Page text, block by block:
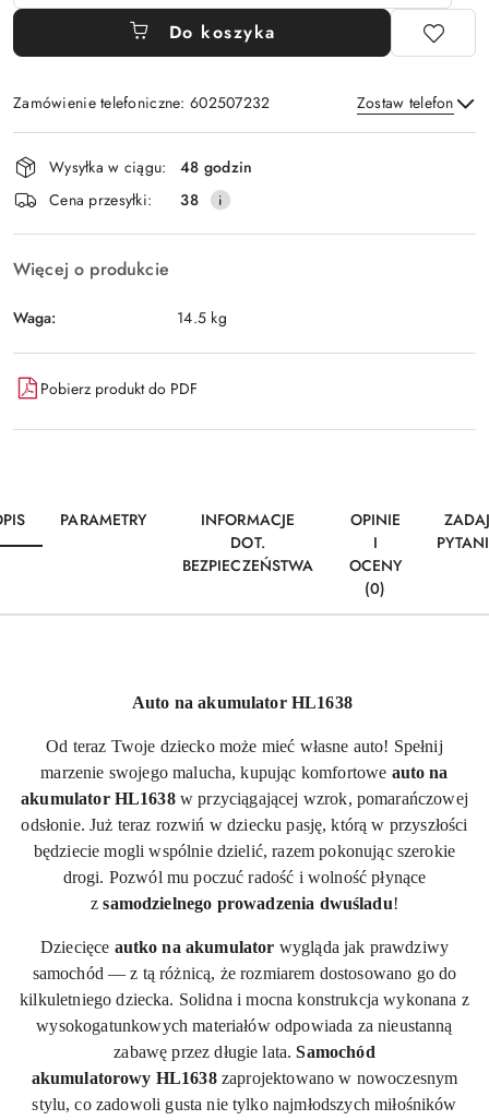
Do koszyka
Zamówienie telefoniczne: 602507232 Zostaw telefon
Wyślij
Dostępność
i
dostawa
Wysyłka w ciągu:
48 godzin
Cena przesyłki:
38
Więcej o produkcie
Waga: 14.5 kg
Pobierz produkt do PDF
PARAMETRY
INFORMACJE
DOT.
BEZPIECZEŃSTWA
OPINIE
I
OCENY
(0)
Auto na akumulator HL1638
Od teraz Twoje dziecko może mieć własne auto! Spełnij
marzenie swojego malucha, kupując komfortowe auto na
akumulator HL1638 w przyciągającej wzrok, pomarańczowej
odsłonie. Już teraz rozwiń w dziecku pasję, którą w przyszłości
będziecie mogli wspólnie dzielić, razem pokonując szerokie
drogi. Pozwól mu poczuć radość i wolność płynące
zsamodzielnego prowadzenia dwuśladu!
Dziecięce autko na akumulator wygląda jak prawdziwy
samochód — z tą różnicą, że rozmiarem dostosowano go do
kilkuletniego dziecka. Solidna i mocna konstrukcja wykonana z
wysokogatunkowych materiałów odpowiada za nieustanną
zabawę przez długie lata.Samochód
akumulatorowy HL1638 zaprojektowano w nowoczesnym
stylu, co zadowoli gusta nie tylko najmłodszych miłośników